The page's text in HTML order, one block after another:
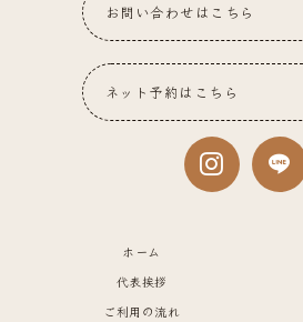
お問い合わせはこちら
ネット予約はこちら
ホーム
代表挨拶
ご利用の流れ